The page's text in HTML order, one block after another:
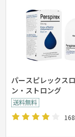
パースピレックス
ン・ストロング
168